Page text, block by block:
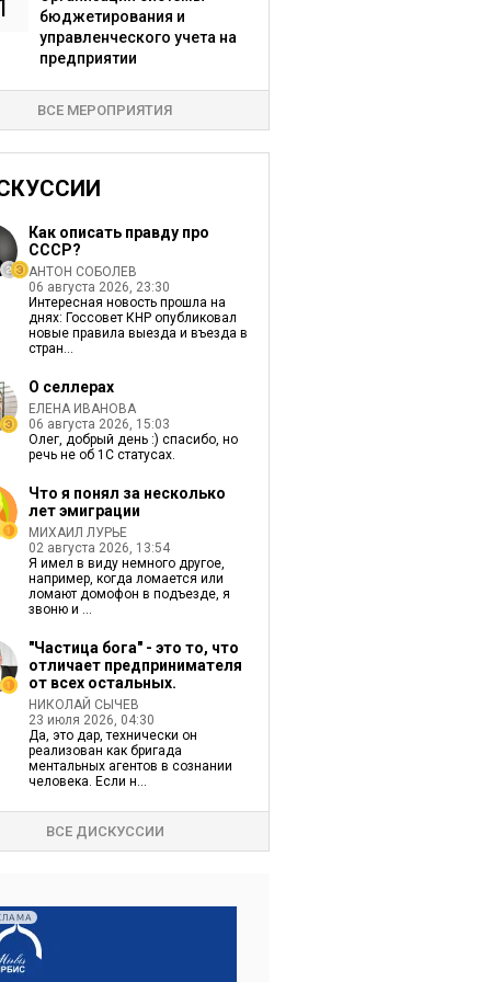
бюджетирования и
управленческого учета на
предприятии
ВСЕ МЕРОПРИЯТИЯ
Как описать правду про
СССР?
АНТОН СОБОЛЕВ
06 августа 2026, 23:30
Интересная новость прошла на
днях: Госсовет КНР опубликовал
новые правила выезда и въезда в
стран...
О селлерах
ЕЛЕНА ИВАНОВА
06 августа 2026, 15:03
Олег, добрый день :) спасибо, но
речь не об 1С статусах.
Что я понял за несколько
лет эмиграции
МИХАИЛ ЛУРЬЕ
02 августа 2026, 13:54
Я имел в виду немного другое,
например, когда ломается или
ломают домофон в подъезде, я
звоню и ...
"Частица бога" - это то, что
отличает предпринимателя
от всех остальных.
НИКОЛАЙ СЫЧЕВ
23 июля 2026, 04:30
Да, это дар, технически он
реализован как бригада
ментальных агентов в сознании
человека. Если н...
ВСЕ ДИСКУССИИ